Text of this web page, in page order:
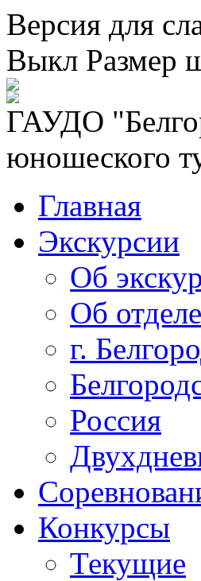
Версия для
Выкл Размер
ГАУДО
юношеского
Главная
Экскурсии
Об
Об отделе
г.
Россия
Конкурсы
Текущие